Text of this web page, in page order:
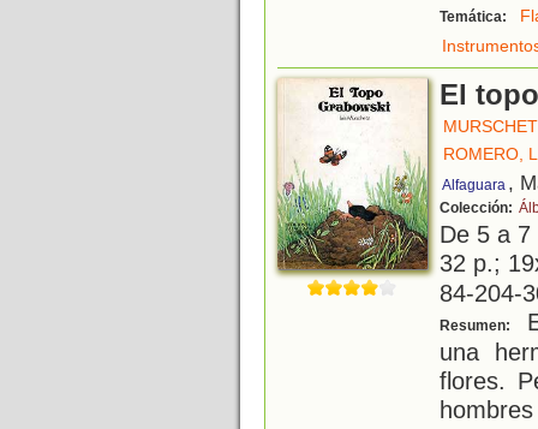
Temática:
El
ROMERO,
Alfaguara ,
Colección:
De 5 a
32 p.;
84-204-
Resumen:
una
flores.